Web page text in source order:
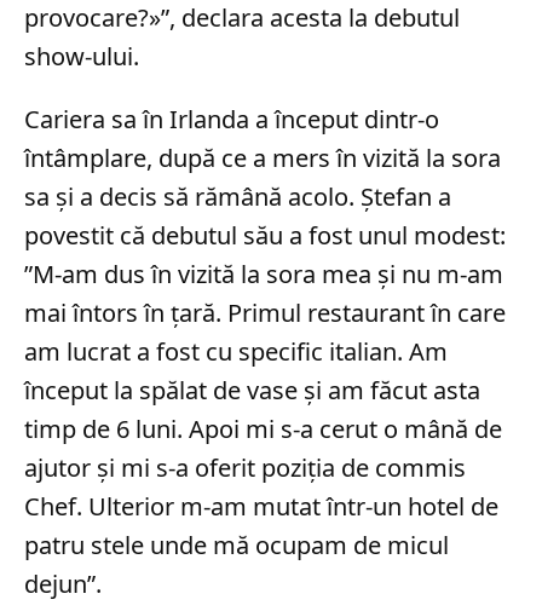
provocare?»”, declara acesta la debutul
show-ului.
Cariera sa în Irlanda a început dintr-o
întâmplare, după ce a mers în vizită la sora
sa și a decis să rămână acolo. Ștefan a
povestit că debutul său a fost unul modest:
”M-am dus în vizită la sora mea și nu m-am
mai întors în țară. Primul restaurant în care
am lucrat a fost cu specific italian. Am
început la spălat de vase și am făcut asta
timp de 6 luni. Apoi mi s-a cerut o mână de
ajutor și mi s-a oferit poziția de commis
Chef. Ulterior m-am mutat într-un hotel de
patru stele unde mă ocupam de micul
dejun”.